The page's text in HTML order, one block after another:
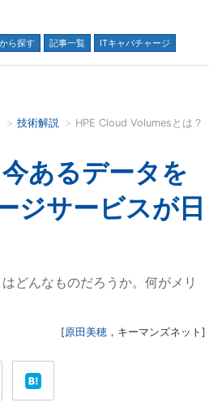
ら探す 記事一覧 ITキャパチャージ
並び順：
技術解説
あるデータを
ジサービスが日
どんなものだろうか。何がメリ
[原田美穂 ， キーマンズネット ]